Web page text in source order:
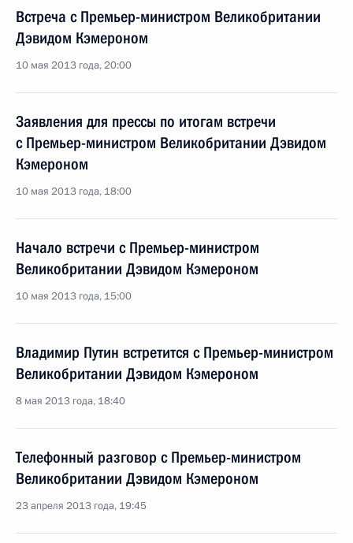
Встреча с Премьер-министром Великобритании
Дэвидом Кэмероном
10 мая 2013 года, 20:00
Заявления для прессы по итогам встречи
с Премьер-министром Великобритании Дэвидом
Кэмероном
10 мая 2013 года, 18:00
Начало встречи с Премьер-министром
Великобритании Дэвидом Кэмероном
10 мая 2013 года, 15:00
Владимир Путин встретится с Премьер-министром
Великобритании Дэвидом Кэмероном
8 мая 2013 года, 18:40
Телефонный разговор с Премьер-министром
Великобритании Дэвидом Кэмероном
23 апреля 2013 года, 19:45